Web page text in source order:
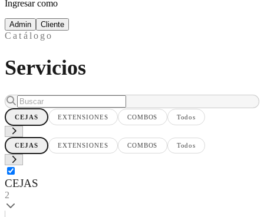
Ingresar como
Admin Cliente
Catálogo
Servicios
CEJAS EXTENSIONES COMBOS Todos
CEJAS EXTENSIONES COMBOS Todos
CEJAS
2